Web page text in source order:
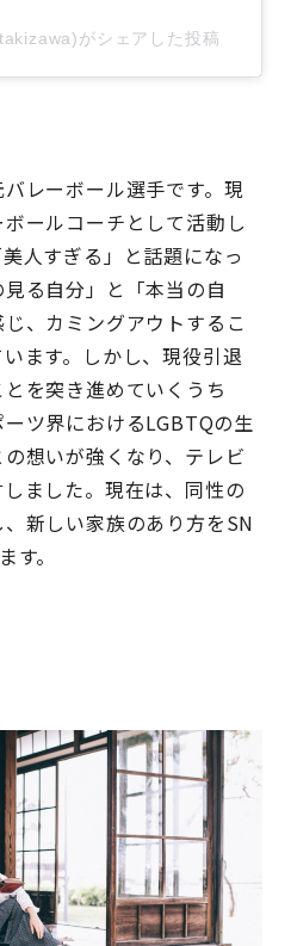
がシェアした投稿
レーボール選手です。現
ールコーチとして活動し
人すぎる」と話題になっ
る自分」と「本当の自
、カミングアウトするこ
ます。しかし、現役引退
を突き進めていくうち
ツ界におけるLGBTQの生
想いが強くなり、テレビ
ました。現在は、同性の
新しい家族のあり方をSN
。